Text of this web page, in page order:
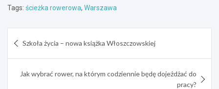
Tags: ścieżka rowerowa, Warszawa
wpisu
Szkoła życia – nowa książka Włoszczowskiej
Jak wybrać rower, na którym codziennie będę dojeżdżać do
pracy?